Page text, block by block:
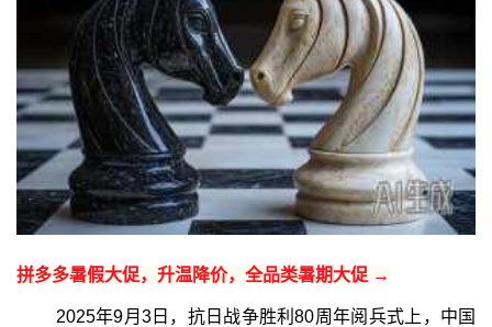
拼多多暑假大促，升温降价，全品类暑期大促 →
2025年9月3日，抗日战争胜利80周年阅兵式上，中国